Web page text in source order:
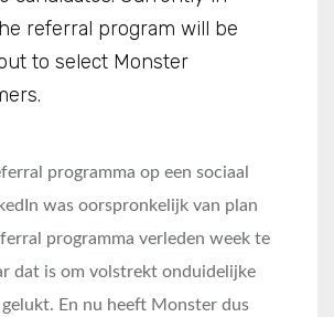
referral program will be
to select Monster
programma op een sociaal
was oorspronkelijk van plan
programma verleden week te
dat is om volstrekt onduidelijke
En nu heeft Monster dus